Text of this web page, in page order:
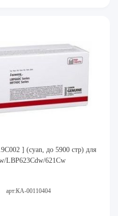
] (cyan, до 5900 стр) для
LBP623Cdw/621Cw
арт:КА-00110404